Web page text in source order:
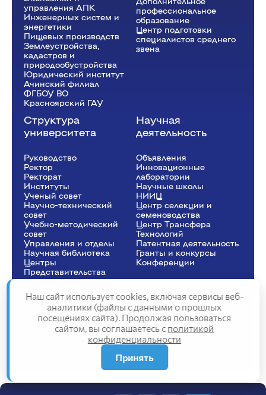
управления АПК
Инженерных систем и
энергетики
Пищевых производств
Землеустройства,
кадастров и
природообустройства
Юридический институт
Ачинский филиал
ФГБОУ ВО
Красноярский ГАУ
профессиональное
образование
Центр подготовки
специалистов среднего
звена
Структура
университета
Руководство
Ректор
Рeкторат
Институты
Ученый совет
Научно-технический
совет
Учебно-методический
совет
Управления и отделы
Научная библиотека
Центры
Представительства
Научная
деятельность
Объявления
Инновационные
лаборатории
Научные школы
НИИЦ
Центр селекции и
семеноводства
Центр Трансфера
Технологий
Патентная деятельность
Гранты и конкурсы
Конференции
Сведения об образовательной организации
Политика конфиденциальности
Структура сайта
2025
Наш сайт использует cookies, включая сервисы веб-
аналитики (файлы с данными о прошлых
посещениях сайта). Продолжая пользоваться
сайтом, вы соглашаетесь с политикой
конфиденциальности
Принять